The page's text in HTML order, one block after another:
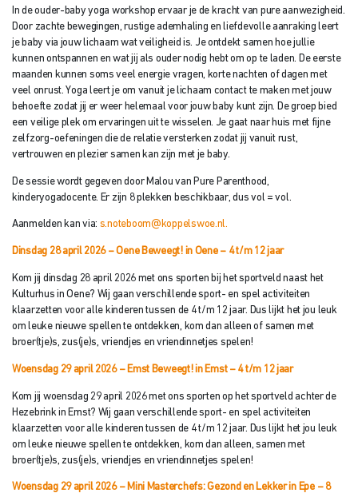
In de ouder-baby yoga workshop ervaar je de kracht van pure aanwezigheid.
Door zachte bewegingen, rustige ademhaling en liefdevolle aanraking leert
je baby via jouw lichaam wat veiligheid is. Je ontdekt samen hoe jullie
kunnen ontspannen en wat jij als ouder nodig hebt om op te laden. De eerste
maanden kunnen soms veel energie vragen, korte nachten of dagen met
veel onrust. Yoga leert je om vanuit je lichaam contact te maken met jouw
behoefte zodat jij er weer helemaal voor jouw baby kunt zijn. De groep bied
een veilige plek om ervaringen uit te wisselen. Je gaat naar huis met fijne
zelfzorg-oefeningen die de relatie versterken zodat jij vanuit rust,
vertrouwen en plezier samen kan zijn met je baby.
De sessie wordt gegeven door Malou van Pure Parenthood,
kinderyogadocente. Er zijn 8 plekken beschikbaar, dus vol = vol.
Aanmelden kan via: s.noteboom@koppelswoe.nl.
Dinsdag 28 april 2026 – Oene Beweegt! in Oene – 4 t/m 12 jaar
Kom jij dinsdag 28 april 2026 met ons sporten bij het sportveld naast het
Kulturhus in Oene? Wij gaan verschillende sport- en spel activiteiten
klaarzetten voor alle kinderen tussen de 4 t/m 12 jaar. Dus lijkt het jou leuk
om leuke nieuwe spellen te ontdekken, kom dan alleen of samen met
broer(tje)s, zus(je)s, vriendjes en vriendinnetjes spelen!
Woensdag 29 april 2026 – Emst Beweegt! in Emst – 4 t/m 12 jaar
Kom jij woensdag 29 april 2026 met ons sporten op het sportveld achter de
Hezebrink in Emst? Wij gaan verschillende sport- en spel activiteiten
klaarzetten voor alle kinderen tussen de 4 t/m 12 jaar. Dus lijkt het jou leuk
om leuke nieuwe spellen te ontdekken, kom dan alleen, samen met
broer(tje)s, zus(je)s, vriendjes en vriendinnetjes spelen!
Woensdag 29 april 2026 – Mini Masterchefs: Gezond en Lekker in Epe – 8